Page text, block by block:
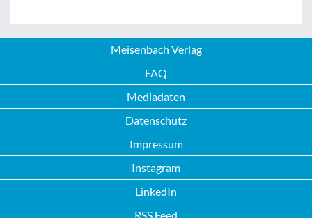
Meisenbach Verlag
FAQ
Mediadaten
Datenschutz
Impressum
Instagram
LinkedIn
RSS Feed